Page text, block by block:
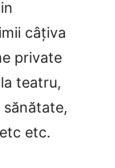
câțiva
private
teatru,
sănătate,
etc.